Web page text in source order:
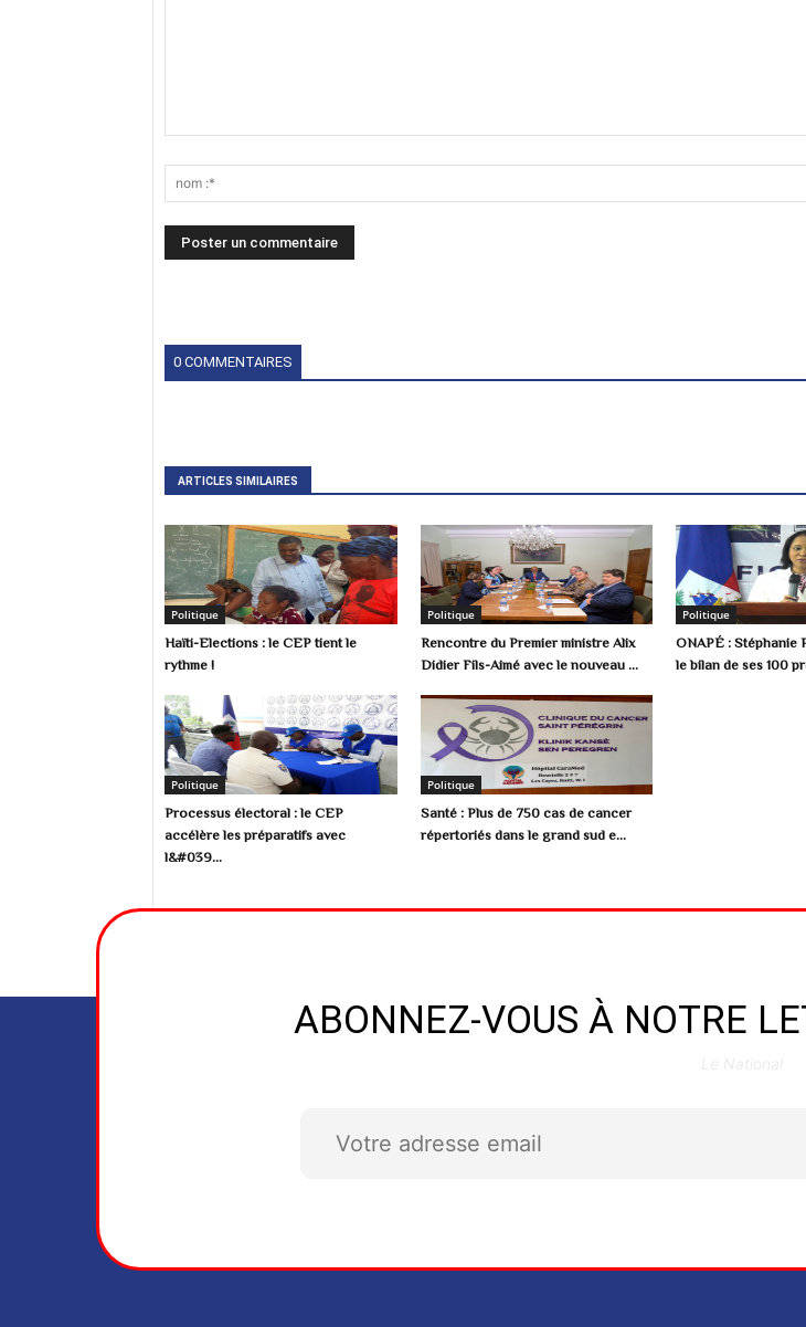
0 COMMENTAIRES
ARTICLES SIMILAIRES
Politique
Haïti-Elections : le CEP tient le
rythme !
Politique
Rencontre du Premier ministre Alix
Didier Fils-Aimé avec le nouveau ...
Politique
ONAPÉ : Stéphanie
le bilan de ses 100
Politique
Processus électoral : le CEP
accélère les préparatifs avec
l&#039...
Politique
Santé : Plus de 750 cas de cancer
répertoriés dans le grand sud e...
ABONNEZ-VOUS À NOTRE